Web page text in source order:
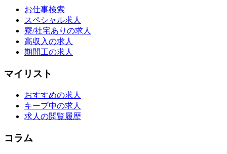
お仕事検索
スペシャル求人
寮/社宅ありの求人
高収入の求人
期間工の求人
マイリスト
おすすめの求人
キープ中の求人
求人の閲覧履歴
コラム